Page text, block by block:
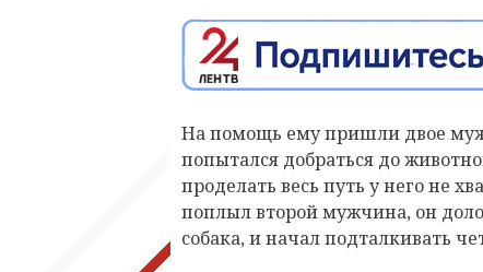
На помощь ему пришли двое
попытался добраться до
проделать весь путь у него не
поплыл второй мужчина, он
собака, и начал подталкивать